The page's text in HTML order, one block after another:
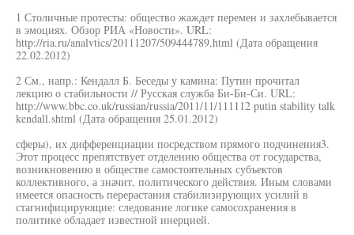
1 Столичные протесты: общество жаждет перемен и захлебывается
в эмоциях. Обзор РИА «Новости». URL:
http://ria.ru/analvtics/20111207/509444789.html (Дата обращения
22.02.2012)
2 См., напр.: Кендалл Б. Беседы у камина: Путин прочитал
лекцию о стабильности // Русская служба Би-Би-Си. URL:
http://www.bbc.co.uk/russian/russia/2011/11/111112 putin stability talk
kendall.shtml (Дата обращения 25.01.2012)
сферы), их дифференциации посредством прямого подчинения3.
Этот процесс препятствует отделению общества от государства,
возникновению в обществе самостоятельных субъектов
коллективного, а значит, политического действия. Иным словами
имеется опасность перерастания стабилизирующих усилий в
стагнифицирующие: следование логике самосохранения в
политике обладает известной инерцией.